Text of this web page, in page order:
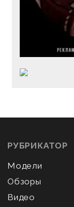
РУБРИКАТОР
Модели
Обзоры
Видео